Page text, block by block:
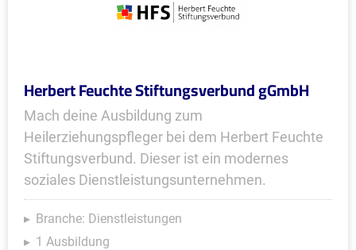
Herbert Feuchte Stiftungsverbund gGmbH
Mach deine Ausbildung zum
Heilerziehungspfleger bei dem Herbert Feuchte
Stiftungsverbund. Dieser ist ein modernes
soziales Dienstleistungsunternehmen.
Branche: Dienstleistungen
1 Ausbildung